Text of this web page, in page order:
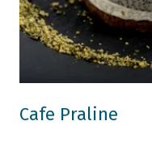
Cafe Praline